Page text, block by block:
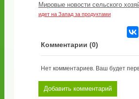
Мировые новости сельского
идет на Запад за продуктами
Комментарии (0)
Нет комментариев. Ваш будет
Добавить комментарий